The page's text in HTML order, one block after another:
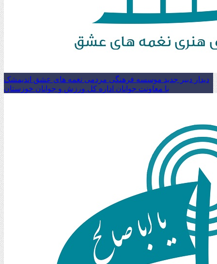
دیدار دبیر جدید موسسه فرهنگی مردمی نغمه های عشق اندیمشک
با معاونت جوانان اداره کل ورزش و جوانان خوزستان